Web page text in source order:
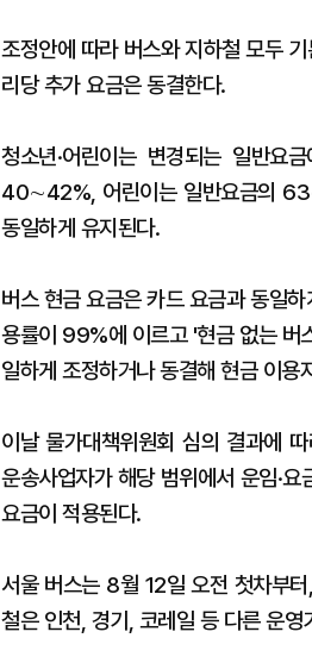
조정안에 따라 버스와 지하철 모두
리당 추가 요금은 동결한다.
청소년·어린이는 변경되는 일반요
40∼42%, 어린이는 일반요금의
동일하게 유지된다.
버스 현금 요금은 카드 요금과 동일
용률이 99%에 이르고 '현금 없는 버
일하게 조정하거나 동결해 현금 이용
이날 물가대책위원회 심의 결과에
운송사업자가 해당 범위에서 운임·
요금이 적용된다.
서울 버스는 8월 12일 오전 첫차부
철은 인천, 경기, 코레일 등 다른 운